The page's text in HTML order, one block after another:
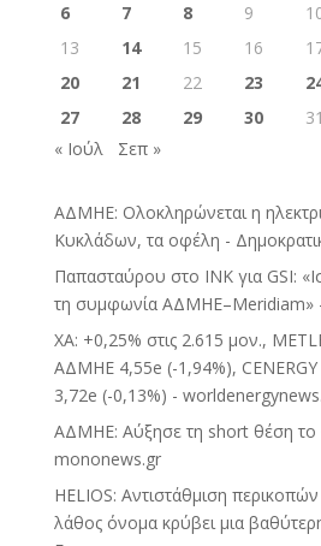
6
7 8 9
13
14 15 16
20
21 22 23
27
28 29 30
31
« Ιούλ
Σεπ »
ΑΔΜΗΕ: Ολοκληρώνεται η
Κυκλάδων, τα οφέλη -
Παπασταύρου στο INK για GSI:
τη συμφωνία ΑΔΜΗΕ–Meridiam»
ΧΑ: +0,25% στις 2.615 μον.,
ΑΔΜΗΕ 4,55e (-1,94%),
3,72e (-0,13%) -
ΑΔΜΗΕ: Αύξησε τη short θέση το
mononews.gr
HELIOS: Αντιστάθμιση
λάθος όνομα κρύβει μια